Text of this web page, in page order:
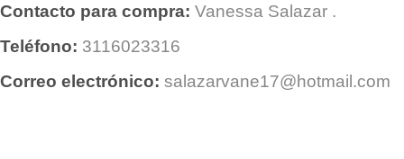
Contacto para compra: Vanessa Salazar .
Teléfono: 3116023316
Correo electrónico: salazarvane17@hotmail.com